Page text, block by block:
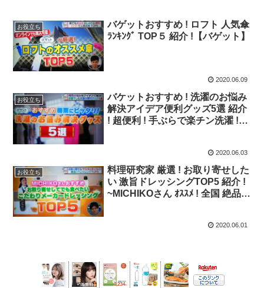
お役立ち
バゲットおすすめ ! ロフト 人気傘
ﾗﾝｷﾝｸﾞ TOP５ 紹介 !【バゲット】
2020.06.09
お役立ち
バケットおすすめ ! 洗濯のお悩み
解決アイデア便利グッズ5選 紹介
! 超便利 ! 手ぶらで楽チン洗濯 !
2020.06.03
お役立ち
料理研究家 厳選 ! お取り寄せした
い 激旨ドレッシングTOP5 紹介 !
~MICHIKOさん ｵｽｽﾒ ! 全国 絶品ﾄﾞ
2020.06.01